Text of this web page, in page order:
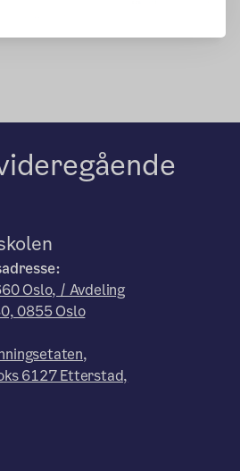
Oslo, / Avdeling
0855 Oslo
6127 Etterstad,